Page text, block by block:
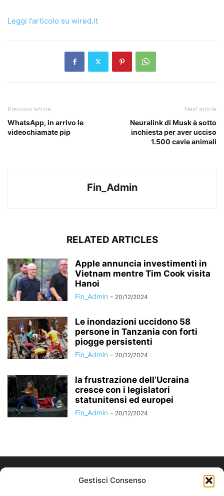
Gestisci Consenso
Leggi l’articolo su wired.it
Previous article
WhatsApp, in arrivo le
videochiamate pip
Next article
Neuralink di Musk è sotto
inchiesta per aver ucciso
1.500 cavie animali
Fin_Admin
RELATED ARTICLES
Apple annuncia investimenti in
Vietnam mentre Tim Cook visita
Hanoi
Fin_Admin - 20/12/2024
Le inondazioni uccidono 58
persone in Tanzania con forti
piogge persistenti
Fin_Admin - 20/12/2024
la frustrazione dell’Ucraina
cresce con i legislatori
statunitensi ed europei
Fin_Admin - 20/12/2024